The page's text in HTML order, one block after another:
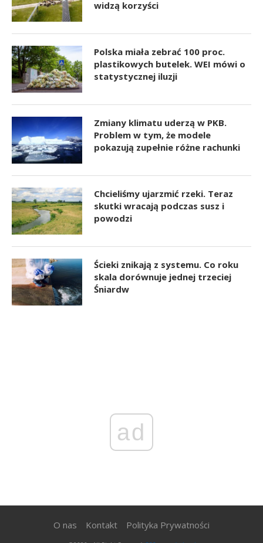
widzą korzyści
Polska miała zebrać 100 proc.
plastikowych butelek. WEI mówi o
statystycznej iluzji
Zmiany klimatu uderzą w PKB.
Problem w tym, że modele
pokazują zupełnie różne rachunki
Chcieliśmy ujarzmić rzeki. Teraz
skutki wracają podczas susz i
powodzi
Ścieki znikają z systemu. Co roku
skala dorównuje jednej trzeciej
Śniardw
ad
O nas Kontakt Polityka Prywatności